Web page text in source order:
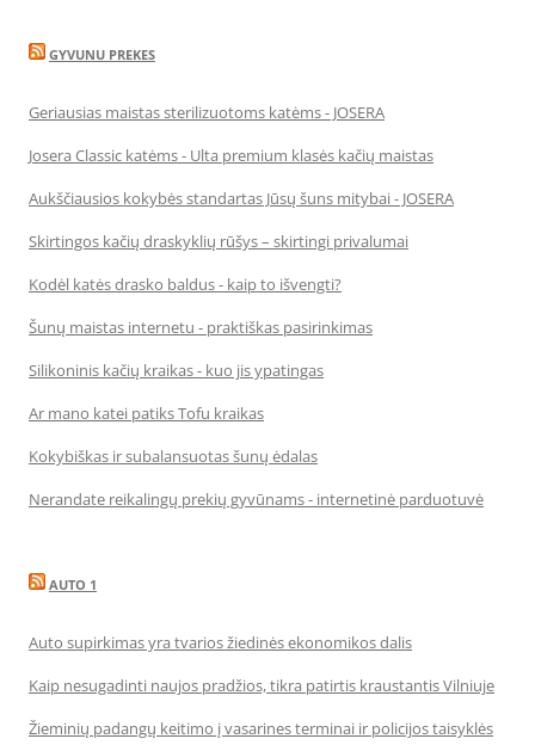
GYVUNU PREKES
Geriausias maistas sterilizuotoms katėms - JOSERA
Josera Classic katėms - Ulta premium klasės kačių maistas
Aukščiausios kokybės standartas Jūsų šuns mitybai - JOSERA
Skirtingos kačių draskyklių rūšys – skirtingi privalumai
Kodėl katės drasko baldus - kaip to išvengti?
Šunų maistas internetu - praktiškas pasirinkimas
Silikoninis kačių kraikas - kuo jis ypatingas
Ar mano katei patiks Tofu kraikas
Kokybiškas ir subalansuotas šunų ėdalas
Nerandate reikalingų prekių gyvūnams - internetinė parduotuvė
AUTO 1
Auto supirkimas yra tvarios žiedinės ekonomikos dalis
Kaip nesugadinti naujos pradžios, tikra patirtis kraustantis Vilniuje
Žieminių padangų keitimo į vasarines terminai ir policijos taisyklės